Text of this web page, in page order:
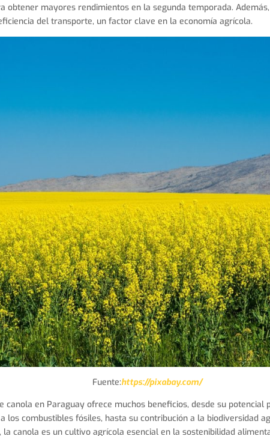
obtener mayores rendimientos en la segunda temporada.
del transporte, un factor clave en la economía agrícola.
Fuente:https://pixabay.com/
canola en Paraguay ofrece muchos beneficios, desde su
los combustibles fósiles, hasta su contribución a la biodiversidad
canola es un cultivo agrícola esencial en la sostenibilidad